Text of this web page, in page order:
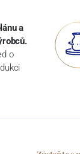
a
o